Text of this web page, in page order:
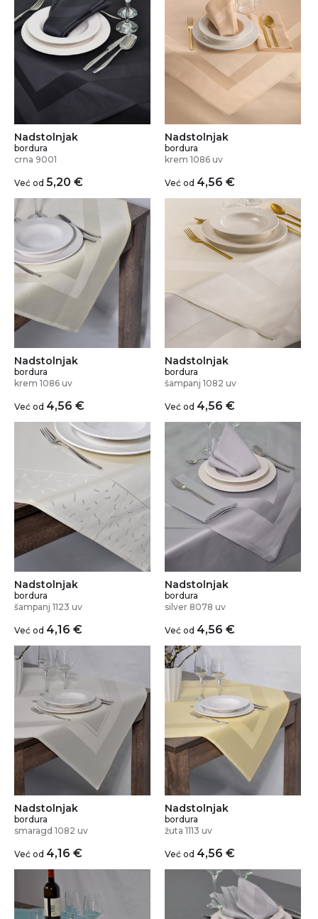
Nadstolnjak
bordura
crna 9001
Već od 5,20 €
Nadstolnjak
bordura
krem 1086 uv
Već od 4,56 €
Nadstolnjak
bordura
krem 1086 uv
Već od 4,56 €
Nadstolnjak
bordura
šampanj 1082 uv
Već od 4,56 €
Nadstolnjak
bordura
šampanj 1123 uv
Već od 4,16 €
Nadstolnjak
bordura
silver 8078 uv
Već od 4,56 €
Nadstolnjak
bordura
smaragd 1082 uv
Već od 4,16 €
Nadstolnjak
bordura
žuta 1113 uv
Već od 4,56 €